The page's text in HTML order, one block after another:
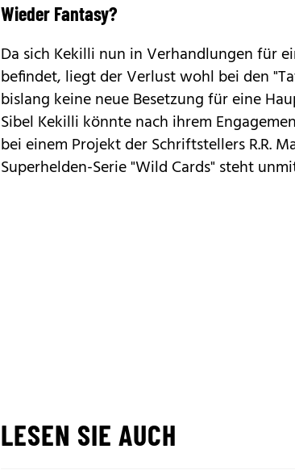
Wieder Fantasy?
Da sich Kekilli nun in Verhandlungen für
befindet, liegt der Verlust wohl bei den "
bislang keine neue Besetzung für eine
Sibel Kekilli könnte nach ihrem
bei einem Projekt der Schriftstellers R.R.
Superhelden-Serie "Wild Cards" steht
LESEN SIE AUCH